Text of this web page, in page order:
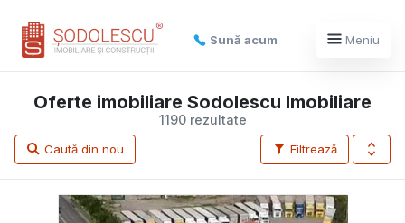
Sună acum Meniu
1190 rezultate
Oferte imobiliare Sodolescu Imobiliare
Filtrează
Caută din nou